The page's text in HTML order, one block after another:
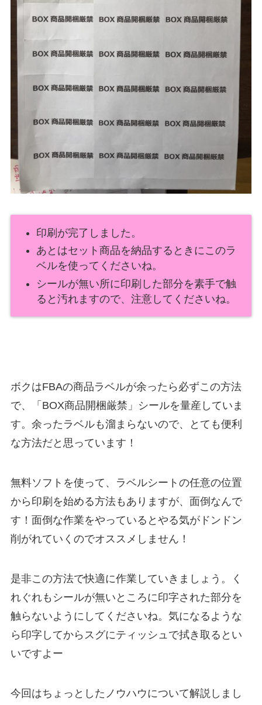
印刷が完了しました。
あとはセット商品を納品するときにこのラ
ベルを使ってくださいね。
シールが無い所に印刷した部分を素手で触
ると汚れますので、注意してくださいね。
ボクはFBAの商品ラベルが余ったら必ずこの方法
で、「BOX商品開梱厳禁」シールを量産していま
す。余ったラベルも溜まらないので、とても便利
な方法だと思っています！
無料ソフトを使って、ラベルシートの任意の位置
から印刷を始める方法もありますが、面倒なんで
す！面倒な作業をやっているとやる気がドンドン
削がれていくのでオススメしません！
是非この方法で快適に作業していきましょう。く
れぐれもシールが無いところに印字された部分を
触らないようにしてくださいね。気になるような
ら印字してからスグにティッシュで拭き取るとい
いですよー
今回はちょっとしたノウハウについて解説しまし